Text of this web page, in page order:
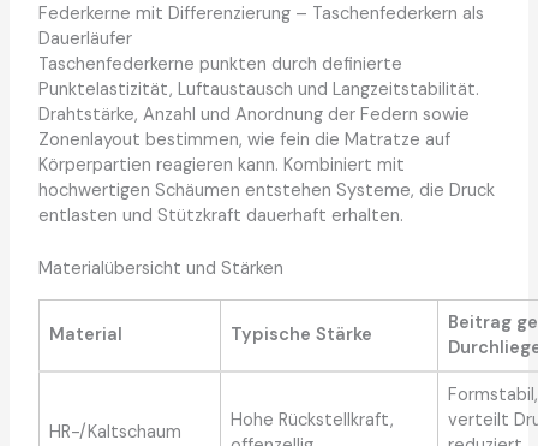
Federkerne mit Differenzierung – Taschenfederkern als
Dauerläufer
Taschenfederkerne punkten durch definierte
Punktelastizität, Luftaustausch und Langzeitstabilität.
Drahtstärke, Anzahl und Anordnung der Federn sowie
Zonenlayout bestimmen, wie fein die Matratze auf
Körperpartien reagieren kann. Kombiniert mit
hochwertigen Schäumen entstehen Systeme, die Druck
entlasten und Stützkraft dauerhaft erhalten.
Materialübersicht und Stärken
Material Typische Stärke
Beitrag
HR-/Kaltschaum
Hohe Rückstellkraft,
Formstabil,
verteilt